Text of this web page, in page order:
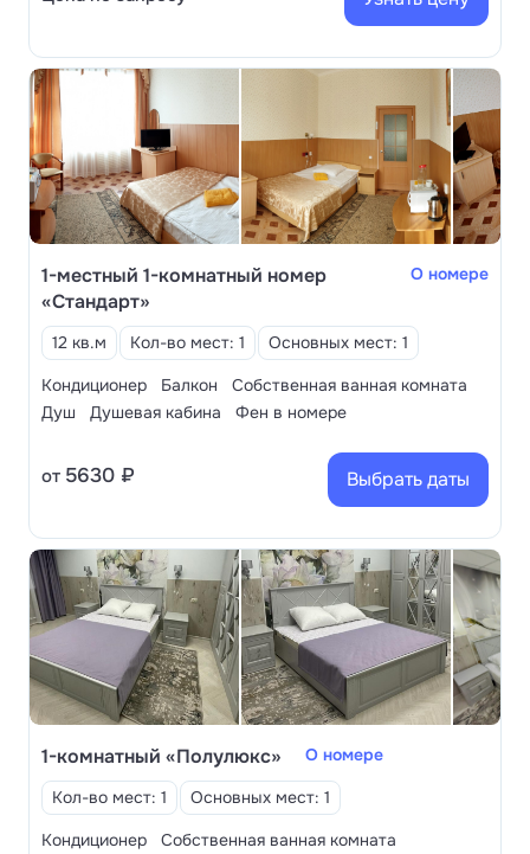
1-местный 1-комнатный номер
«Стандарт»
О номере
12 кв.м Кол-во мест: 1
Основных мест: 1
Кондиционер
Балкон
Собственная ванная комната
Душ
Душевая кабина Фен в номере
от 5630 ₽ Выбрать даты
1-комнатный «Полулюкс»
О номере
Кол-во мест: 1
Основных мест: 1
Кондиционер
Собственная ванная комната